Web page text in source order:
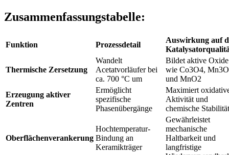
Zusammenfassungstabelle:
Funktion Prozessdetail
Auswirkung auf
Thermische Zersetzung
Wandelt
Acetatvorläufer bei
ca. 700 °C um
Bildet aktive Oxide
wie Co3O4,
und MnO2
Erzeugung aktiver
Zentren
Ermöglicht
spezifische
Phasenübergänge
Maximiert
Aktivität und
chemische Stabilität
Oberflächenverankerung
Hochtemperatur-
Bindung an
Keramikträger
Gewährleistet
mechanische
Haltbarkeit und
langfristige